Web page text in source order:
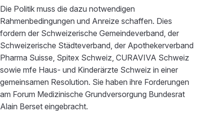
Die Politik muss die dazu notwendigen
Rahmenbedingungen und Anreize schaffen. Dies
fordern der Schweizerische Gemeindeverband, der
Schweizerische Städteverband, der Apothekerverband
Pharma Suisse, Spitex Schweiz, CURAVIVA Schweiz
sowie mfe Haus- und Kinderärzte Schweiz in einer
gemeinsamen Resolution. Sie haben ihre Forderungen
am Forum Medizinische Grundversorgung Bundesrat
Alain Berset eingebracht.